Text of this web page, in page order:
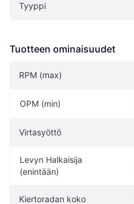
Tyyppi
Tuotteen ominaisuudet
RPM (max)
OPM (min)
Virtasyöttö
Levyn Halkaisija
(enintään)
Kiertoradan koko